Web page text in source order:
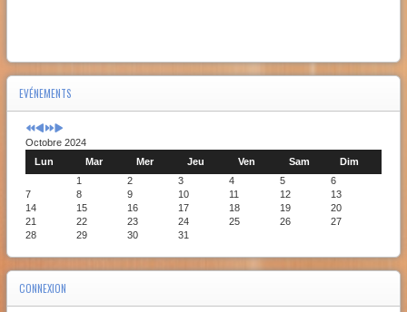
EVÉNEMENTS
Octobre 2024
Lun
Mar Mer Jeu Ven Sam
Dim
1
2 3 4 5
6
7
8 9 10 11 12
13
14
15 16 17 18 19
20
21
22 23 24 25 26
27
28
29 30 31
CONNEXION